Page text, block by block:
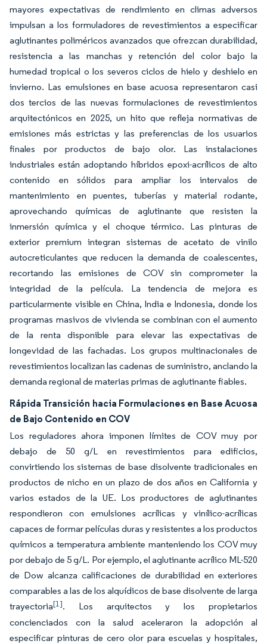
mayores expectativas de rendimiento en climas adversos
impulsan a los formuladores de revestimientos a especificar
aglutinantes poliméricos avanzados que ofrezcan durabilidad,
resistencia a las manchas y retención del color bajo la
humedad tropical o los severos ciclos de hielo y deshielo en
invierno. Las emulsiones en base acuosa representaron casi
dos tercios de las nuevas formulaciones de revestimientos
arquitectónicos en 2025, un hito que refleja normativas de
emisiones más estrictas y las preferencias de los usuarios
finales por productos de bajo olor. Las instalaciones
industriales están adoptando híbridos epoxi-acrílicos de alto
contenido en sólidos para ampliar los intervalos de
mantenimiento en puentes, tuberías y material rodante,
aprovechando químicas de aglutinante que resisten la
inmersión química y el choque térmico. Las pinturas de
exterior premium integran sistemas de acetato de vinilo
autocreticulantes que reducen la demanda de coalescentes,
recortando las emisiones de COV sin comprometer la
integridad de la película. La tendencia de mejora es
particularmente visible en China, India e Indonesia, donde los
programas masivos de vivienda se combinan con el aumento
de la renta disponible para elevar las expectativas de
longevidad de las fachadas. Los grupos multinacionales de
revestimientos localizan las cadenas de suministro, anclando la
demanda regional de materias primas de aglutinante fiables.
Rápida Transición hacia Formulaciones en Base Acuosa
de Bajo Contenido en COV
Los reguladores ahora imponen límites de COV muy por
debajo de 50 g/L en revestimientos para edificios,
convirtiendo los sistemas de base disolvente tradicionales en
productos de nicho en un plazo de dos años en California y
varios estados de la UE. Los productores de aglutinantes
respondieron con emulsiones acrílicas y vinílico-acrílicas
capaces de formar películas duras y resistentes a los productos
químicos a temperatura ambiente manteniendo los COV muy
por debajo de 5 g/L. Por ejemplo, el aglutinante acrílico ML-520
de Dow alcanza calificaciones de durabilidad en exteriores
comparables a las de los alquídicos de base disolvente de larga
trayectoria[1]. Los arquitectos y los propietarios
concienciados con la salud aceleraron la adopción al
especificar pinturas de cero olor para escuelas y hospitales,